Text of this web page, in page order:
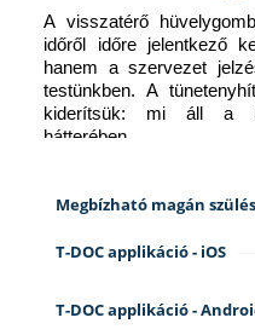
A visszatérő
időről időre jelentkező
hanem a szervezet
testünkben. A
kiderítsük: mi áll a
hátterében.
Megbízható magán
T-DOC applikáció - iOS
T-DOC applikáció -